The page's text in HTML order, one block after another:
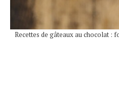
Recettes de gâteaux au chocolat :